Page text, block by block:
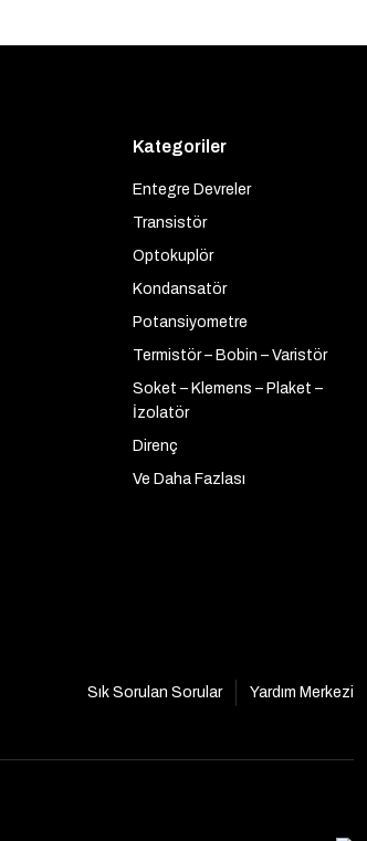
Kategoriler
Entegre Devreler
Transistör
Optokuplör
Kondansatör
Potansiyometre
Termistör – Bobin – Varistör
Soket – Klemens – Plaket –
İzolatör
Direnç
Ve Daha Fazlası
Sık Sorulan Sorular
Yardım Merkezi